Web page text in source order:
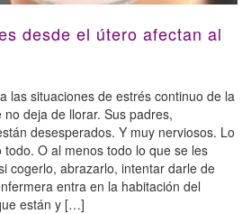
desde el útero afectan al
las situaciones de estrés continuo de la
no deja de llorar. Sus padres,
desesperados. Y muy nerviosos. Lo
todo. O al menos todo lo que se les
cogerlo, abrazarlo, intentar darle de
entra en la habitación del
están y […]